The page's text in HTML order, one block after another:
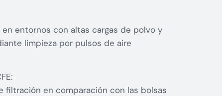
entornos con altas cargas de polvo y
limpieza por pulsos de aire
filtración en comparación con las bolsas